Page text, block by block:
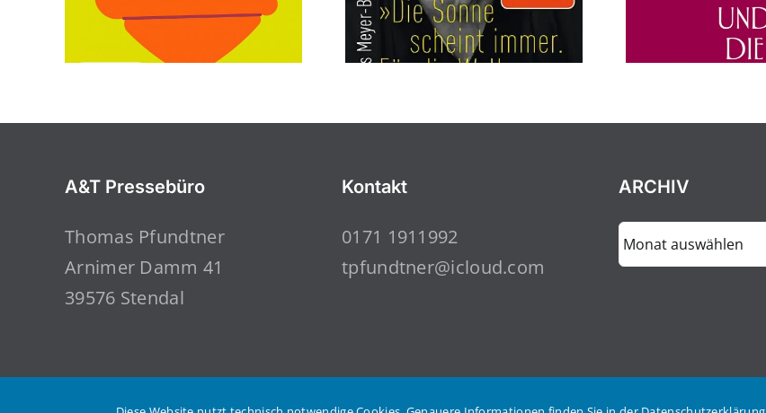
A&T Pressebüro
Thomas Pfundtner
Arnimer Damm 41
39576 Stendal
Kontakt
0171 1911992
tpfundtner@icloud.com
ARCHIV
ARCHIV